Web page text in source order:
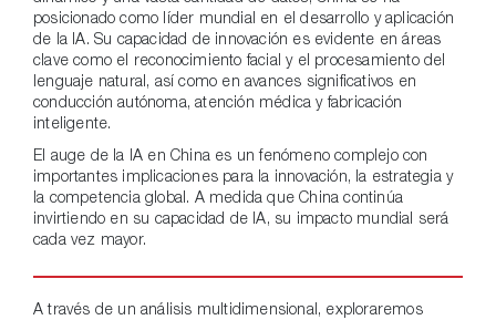
posicionado como líder mundial en el desarrollo y aplicación
de la IA. Su capacidad de innovación es evidente en áreas
clave como el reconocimiento facial y el procesamiento del
lenguaje natural, así como en avances significativos en
conducción autónoma, atención médica y fabricación
inteligente.
El auge de la IA en China es un fenómeno complejo con
importantes implicaciones para la innovación, la estrategia y
la competencia global. A medida que China continúa
invirtiendo en su capacidad de IA, su impacto mundial será
cada vez mayor.
A través de un análisis multidimensional, exploraremos